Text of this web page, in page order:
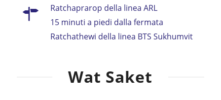
Ratchaprarop della linea ARL
15 minuti a piedi dalla fermata
Ratchathewi della linea BTS Sukhumvit
Wat Saket